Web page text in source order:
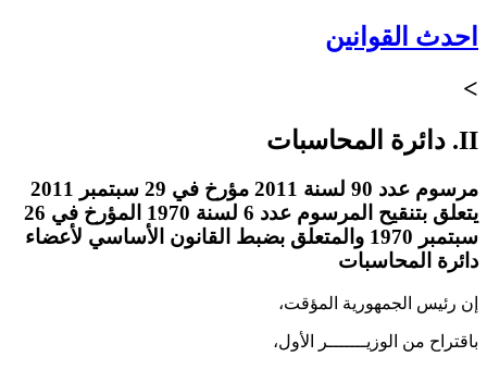
احدث القوانين
>
II. دائرة المحاسبات
مرسوم عدد 90 لسنة 2011 مؤرخ في 29 سبتمبر 2011
يتعلق بتنقيح المرسوم عدد 6 لسنة 1970 المؤرخ في 26
سبتمبر 1970 والمتعلق بضبط القانون الأساسي لأعضاء
دائرة المحاسبات
إن رئيس الجمهورية المؤقت،
باقتراح من الوزيـــــــر الأول،